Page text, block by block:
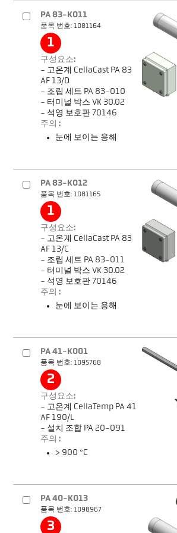
PA 83-K011
품목 번호: 1081164
1
구성요소:
- 고온계 CellaCast PA 83
AF 13/D
- 조립 세트 PA 83-010
- 터미널 박스 VK 30.02
- 석영 보호판 70146
주의 :
눈에 보이는 용해
PA 83-K012
품목 번호: 1081165
1
구성요소:
- 고온계 CellaCast PA 83
AF 13/C
- 조립 세트 PA 83-011
- 터미널 박스 VK 30.02
- 석영 보호판 70146
주의 :
눈에 보이는 용해
PA 41-K001
품목 번호: 1095768
2
구성요소:
- 고온계 CellaTemp PA 41
AF 190/L
- 설치 조합 PA 20-091
주의 :
> 900 °C
PA 40-K013
품목 번호: 1098967
3